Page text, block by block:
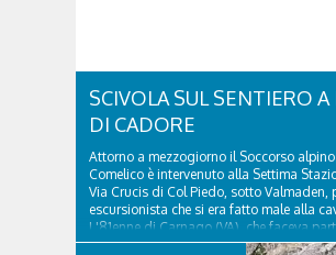
SCIVOLA SUL SENTIERO
DI CADORE
Attorno a mezzogiorno il Soccorso
Comelico è intervenuto alla Settima
Via Crucis di Col Piedo, sotto Valmaden,
escursionista che si era fatto male alla
L'81enne di Carnago (VA), che faceva
comitiva e aveva riportato un trauma...